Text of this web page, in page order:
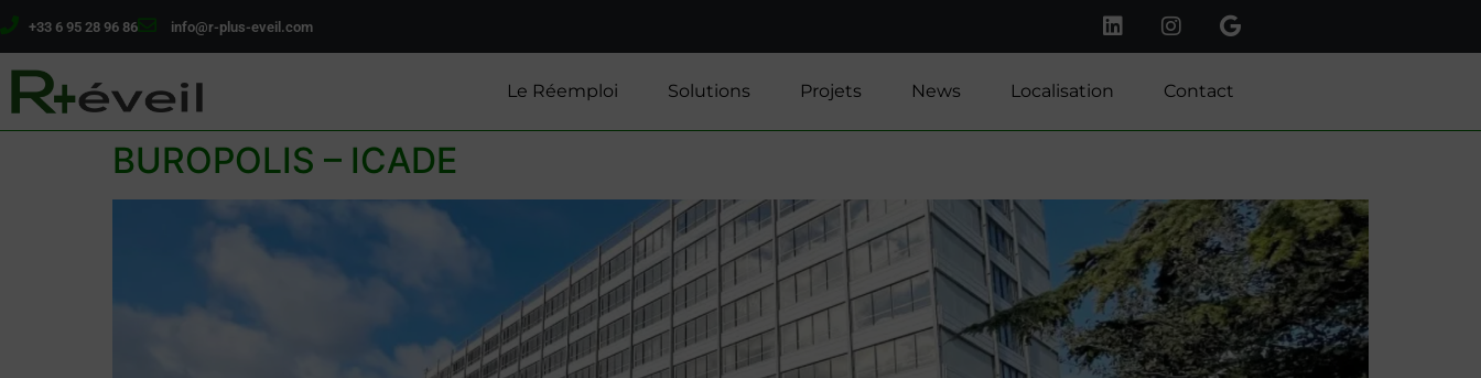
+33 6 95 28 96 86 info@r-plus-eveil.com
Le Réemploi Solutions Projets News Localisation Contact
BUROPOLIS – ICADE